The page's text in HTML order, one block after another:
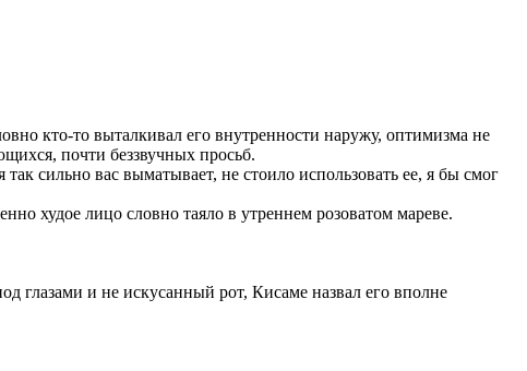
кто-то выталкивал его внутренности наружу, оптимизма не
почти беззвучных просьб.
сильно вас выматывает, не стоило использовать ее, я бы смог
худое лицо словно таяло в утреннем розоватом мареве.
глазами и не искусанный рот, Кисаме назвал его вполне